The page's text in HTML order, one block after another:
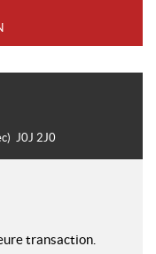
J0J 2J0
transaction.